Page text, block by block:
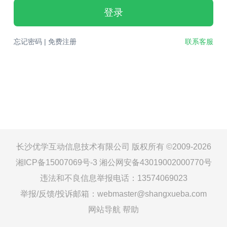
登录
忘记密码| 免费注册 联系客服
长沙优学互动信息技术有限公司 版权所有 ©2009-2026
湘ICP备15007069号-3 湘公网安备43019002000770号
违法和不良信息举报电话：13574069023
举报/反馈/投诉邮箱：webmaster@shangxueba.com
网站导航 帮助